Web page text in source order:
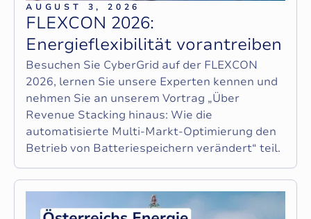
AUGUST 3, 2026
FLEXCON 2026:
Energieflexibilität vorantreiben
Besuchen Sie CyberGrid auf der FLEXCON
2026, lernen Sie unsere Experten kennen und
nehmen Sie an unserem Vortrag „Über
Revenue Stacking hinaus: Wie die
automatisierte Multi-Markt-Optimierung den
Betrieb von Batteriespeichern verändert“ teil.